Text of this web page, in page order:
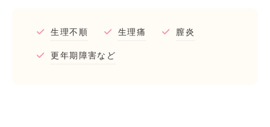
生理不順 生理痛 膣炎
更年期障害など